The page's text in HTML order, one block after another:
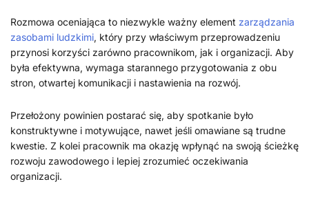
Rozmowa oceniająca to niezwykle ważny element zarządzania
zasobami ludzkimi, który przy właściwym przeprowadzeniu
przynosi korzyści zarówno pracownikom, jak i organizacji. Aby
była efektywna, wymaga starannego przygotowania z obu
stron, otwartej komunikacji i nastawienia na rozwój.
Przełożony powinien postarać się, aby spotkanie było
konstruktywne i motywujące, nawet jeśli omawiane są trudne
kwestie. Z kolei pracownik ma okazję wpłynąć na swoją ścieżkę
rozwoju zawodowego i lepiej zrozumieć oczekiwania
organizacji.